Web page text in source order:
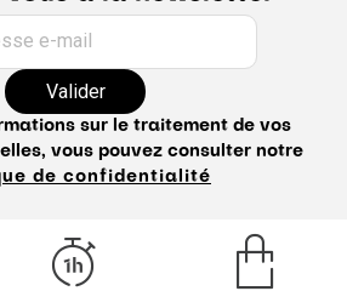
e-mail
Valider
sur le traitement de vos
vous pouvez consulter notre
de confidentialité